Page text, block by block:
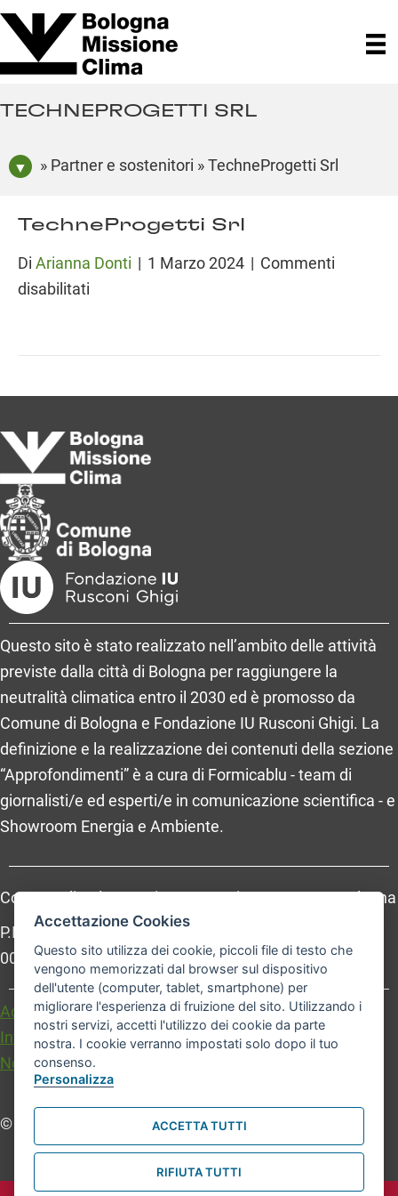
TECHNEPROGETTI SRL
» Partner e sostenitori » TechneProgetti Srl
TechneProgetti Srl
Di Arianna Donti | 1 Marzo 2024 | Commenti
disabilitati
Questo sito è stato realizzato nell’ambito delle attività
previste dalla città di Bologna per raggiungere la
neutralità climatica entro il 2030 ed è promosso da
Comune di Bologna e Fondazione IU Rusconi Ghigi. La
definizione e la realizzazione dei contenuti della sezione
“Approfondimenti” è a cura di Formicablu - team di
giornalisti/e ed esperti/e in comunicazione scientifica - e
Showroom Energia e Ambiente.
Comune di Bologna, Piazza Maggiore, 6 - 40124 Bologna
P.Iva: 01232710374 - Cod. IBAN: IT 88 R 02008 02435
000020067156
Accessibilità
Carta dei valori
Informativa sul trattamento dei dati personali
Note legali
© Comune di Bologna. Tutti i diritti riservati.
Accettazione Cookies
Questo sito utilizza dei cookie, piccoli file di testo che
vengono memorizzati dal browser sul dispositivo
dell'utente (computer, tablet, smartphone) per
migliorare l'esperienza di fruizione del sito. Utilizzando i
nostri servizi, accetti l'utilizzo dei cookie da parte
nostra. I cookie verranno impostati solo dopo il tuo
consenso.
Personalizza
ACCETTA TUTTI
RIFIUTA TUTTI